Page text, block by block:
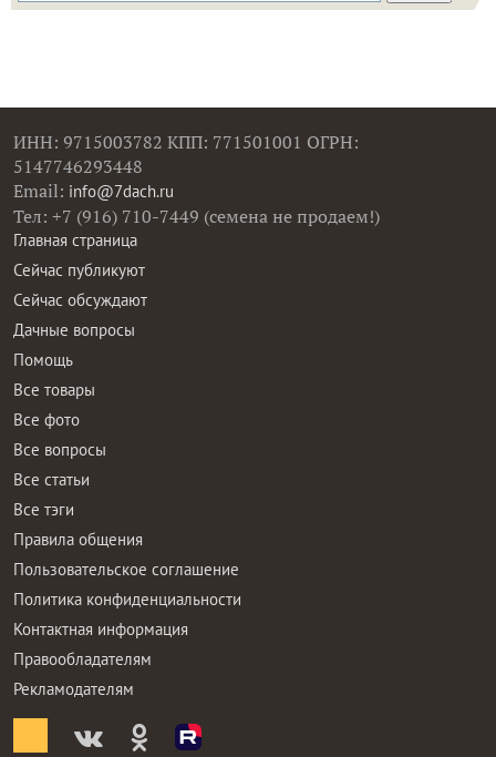
ИНН: 9715003782 КПП: 771501001 ОГРН:
5147746293448
Email: info@7dach.ru
Тел: +7 (916) 710-7449 (семена не продаем!)
Главная страница
Сейчас публикуют
Сейчас обсуждают
Дачные вопросы
Помощь
Все товары
Все фото
Все вопросы
Все статьи
Все тэги
Правила общения
Пользовательское соглашение
Политика конфиденциальности
Контактная информация
Правообладателям
Рекламодателям